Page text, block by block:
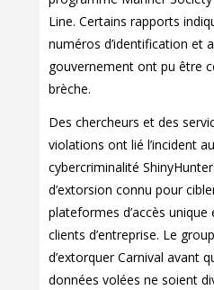
Line. Certains rapports
numéros d’identification et
gouvernement ont pu être
brèche.
Des chercheurs et des
violations ont lié l’incident
cybercriminalité
d’extorsion connu pour
plateformes d’accès
clients d’entreprise. Le
d’extorquer Carnival avant
données volées ne soient